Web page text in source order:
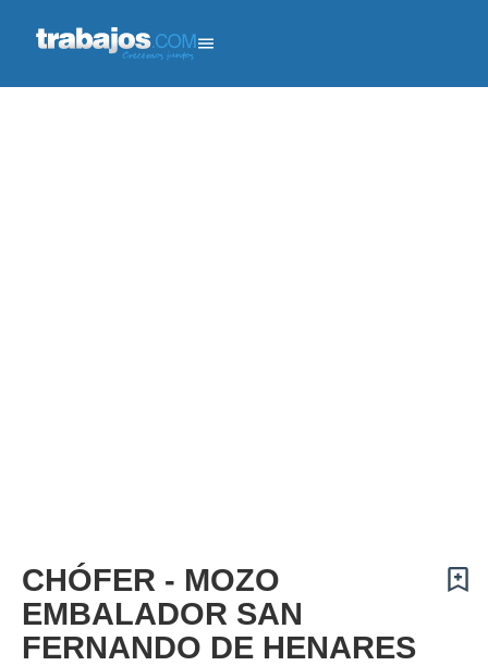
CHÓFER - MOZO
EMBALADOR SAN
FERNANDO DE HENARES